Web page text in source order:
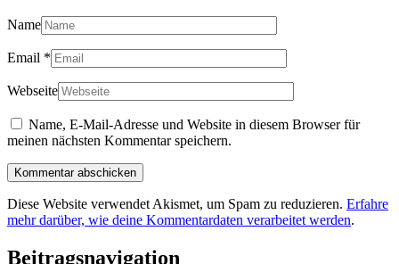
Name
Email *
Webseite
Name, E-Mail-Adresse und Website in diesem Browser für
meinen nächsten Kommentar speichern.
Diese Website verwendet Akismet, um Spam zu reduzieren. Erfahre
mehr darüber, wie deine Kommentardaten verarbeitet werden.
Beitragsnavigation